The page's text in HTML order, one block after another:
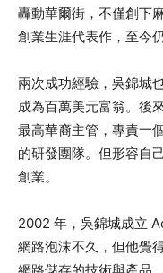
轟動華爾街，不僅創下
創業生涯代表作，至今
兩次成功經驗，吳錦城
成為百萬美元富翁。後
最高華裔主管，專責一
的研發團隊。但形容自
創業。
2002 年，吳錦城成立
網路泡沫不久，但他覺